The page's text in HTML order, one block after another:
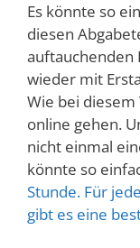
Es könnte so
diesen
auftauchenden
wieder mit
Wie bei
online gehen.
nicht einmal
könnte so
Stunde. Für
gibt es eine